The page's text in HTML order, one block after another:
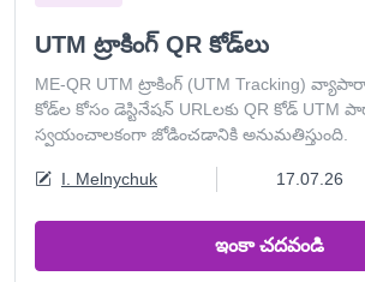
UTM ట్రాకింగ్ QR కోడ్‌లు
ME-QR UTM ట్రాకింగ్ (UTM Tracking)
కోడ్‌ల కోసం డెస్టినేషన్ URLలకు QR కోడ్ UTM
స్వయంచాలకంగా జోడించడానికి అనుమతిస్తుంది.
I. Melnychuk 17.07.26
ఇంకా చదవండి